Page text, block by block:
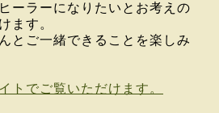
ーラーになりたいとお考えの
ます。
とご一緒できることを楽しみ
トでご覧いただけます。